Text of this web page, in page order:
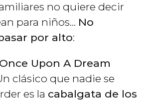
no quiere decir
para niños... No
por alto:
Upon A Dream
clásico que nadie se
es la cabalgata de los